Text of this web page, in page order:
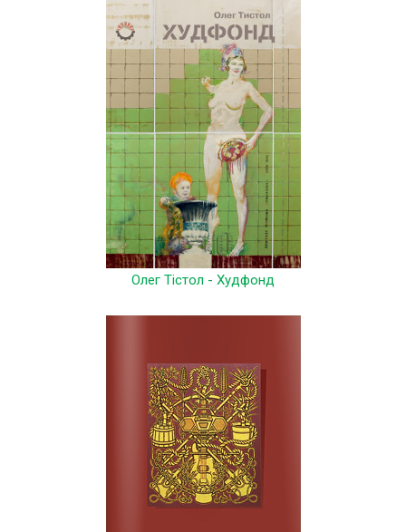
Олег Тістол - Худфонд